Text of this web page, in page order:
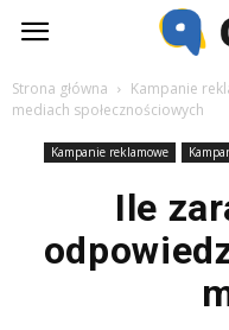
Garg.pl
Strona główna Kampanie
mediach społecznościowych
Kampanie reklamowe
Ile